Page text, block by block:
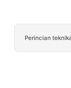
Perincian